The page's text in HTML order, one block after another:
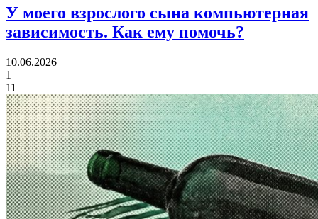
У моего взрослого сына компьютерная
зависимость. Как ему помочь?
10.06.2026
1
11